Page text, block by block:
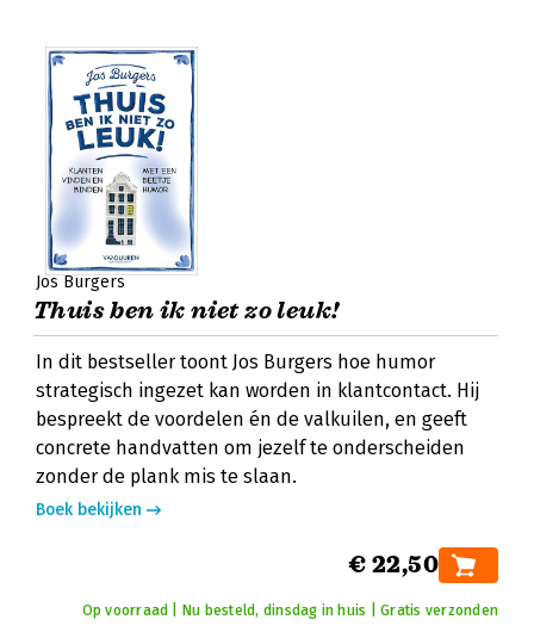
Jos Burgers
Thuis ben ik niet zo leuk!
In dit bestseller toont Jos Burgers hoe humor
strategisch ingezet kan worden in klantcontact. Hij
bespreekt de voordelen én de valkuilen, en geeft
concrete handvatten om jezelf te onderscheiden
zonder de plank mis te slaan.
Boek bekijken
€ 22,50
Op voorraad | Nu besteld, dinsdag in huis | Gratis verzonden